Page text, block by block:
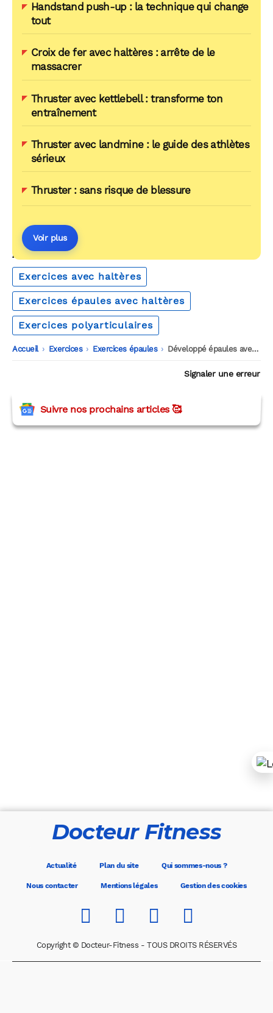
Handstand push-up : la technique qui change
tout
Croix de fer avec haltères : arrête de le
massacrer
Thruster avec kettlebell : transforme ton
entraînement
Thruster avec landmine : le guide des athlètes
sérieux
Thruster : sans risque de blessure
Voir plus
AUTOUR DU MÊME THÈME
Exercices avec haltères
Exercices épaules avec haltères
Exercices polyarticulaires
Accueil -
Exercices -
Exercices épaules -
Développé épaules avec haltères
Signaler une erreur
Suivre nos prochains articles 🥰
Docteur Fitness
Actualité Plan du site Qui sommes-nous ?
Nous contacter Mentions légales Gestion des cookies
Copyright © Docteur-Fitness - TOUS DROITS RÉSERVÉS